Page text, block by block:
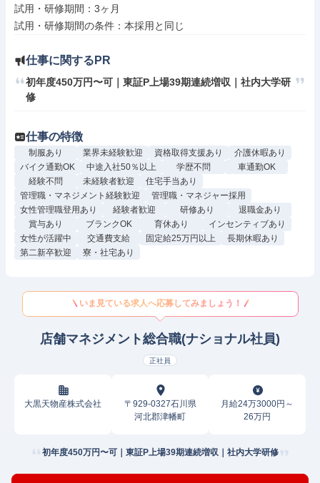
試用・研修期間：3ヶ月
仕事に関するPR
初年度450万円〜可｜東証P上場39期連続増収｜社内大学研
修
仕事の特徴
制服あり 業界未経験歓迎 資格取得支援あり
介護休暇あり
バイク通勤OK
中途入社50％以上 学歴不問
車通勤OK
経験不問
未経験者歓迎
住宅手当あり
管理職・マネジメント経験歓迎
管理職・マネジャー採用
女性管理職登用あり
経験者歓迎 研修あり
退職金あり
賞与あり
ブランクOK 育休あり
インセンティブあり
女性が活躍中
交通費支給 固定給25万円以上
長期休暇あり
第二新卒歓迎
寮・社宅あり
いま見ている求人へ応募してみましょう！
店舗マネジメント総合職(ナショナル社員)
正社員
大黒天物産株式会社
〒929-0327石川県
河北郡津幡町
月給24万3000円～
26万円
初年度450万円〜可｜東証P上場39期連続増収｜社内大学研修